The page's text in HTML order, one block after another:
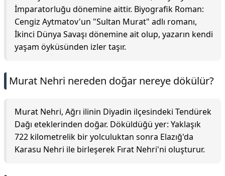
İmparatorluğu dönemine aittir. Biyografik Roman:
Cengiz Aytmatov'un "Sultan Murat" adlı romanı,
İkinci Dünya Savaşı dönemine ait olup, yazarın kendi
yaşam öyküsünden izler taşır.
Murat Nehri nereden doğar nereye dökülür?
Murat Nehri, Ağrı ilinin Diyadin ilçesindeki Tendürek
Dağı eteklerinden doğar. Döküldüğü yer: Yaklaşık
722 kilometrelik bir yolculuktan sonra Elazığ'da
Karasu Nehri ile birleşerek Fırat Nehri'ni oluşturur.